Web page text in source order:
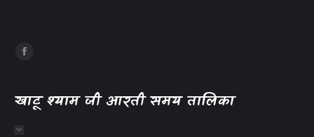
खाटू श्याम जी आरती समय तालिका